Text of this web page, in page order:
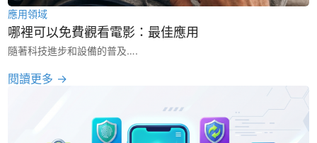
應用領域
哪裡可以免費觀看電影：最佳應用
隨著科技進步和設備的普及….
閱讀更多 →